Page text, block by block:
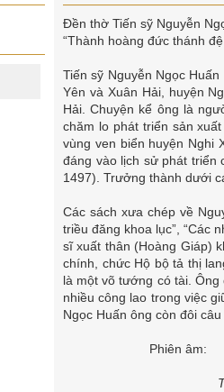
Đền thờ Tiến sỹ Nguyễn
“Thành hoàng đức thánh đệ
Tiến sỹ Nguyễn Ngọc
Yên và Xuân Hải, huyện
Hải. Chuyện kể ông là
chăm lo phát triển sản
vùng ven biển huyện Nghi
đáng vào lịch sử phát triển
1497). Trưởng thành dưới
Các sách xưa chép về
triều đăng khoa lục”, “Các
sĩ xuất thân (Hoàng Giáp)
chính, chức Hộ bộ tả thị
là một võ tướng có tài.
nhiều công lao trong việc
Ngọc Huấn ông còn đôi
Phiên âm: